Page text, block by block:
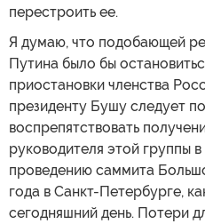
перестроить ее.
Я думаю, что подобающей
Путина было бы
приостановки членства
президенту Бушу следует
воспрепятствовать
руководителя этой группы
проведению саммита
года в Санкт-Петербурге,
сегодняшний день. Потери